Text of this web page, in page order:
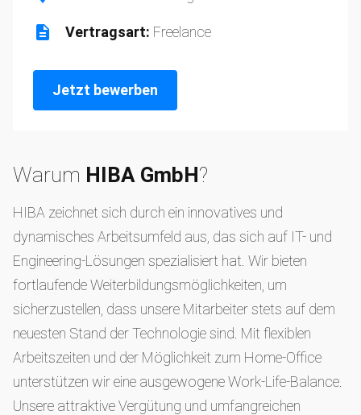
Vertragsart: Freelance
Jetzt bewerben
Warum HIBA GmbH?
HIBA zeichnet sich durch ein innovatives und
dynamisches Arbeitsumfeld aus, das sich auf IT- und
Engineering-Lösungen spezialisiert hat. Wir bieten
fortlaufende Weiterbildungsmöglichkeiten, um
sicherzustellen, dass unsere Mitarbeiter stets auf dem
neuesten Stand der Technologie sind. Mit flexiblen
Arbeitszeiten und der Möglichkeit zum Home-Office
unterstützen wir eine ausgewogene Work-Life-Balance.
Unsere attraktive Vergütung und umfangreichen